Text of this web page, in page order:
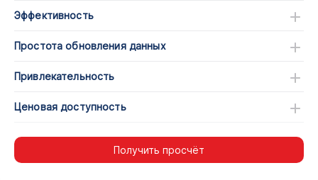
Эффективность
Простота обновления данных
Привлекательность
Ценовая доступность
Получить просчёт